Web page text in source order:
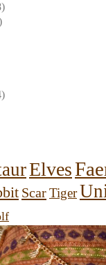
Elves
ScarTiger